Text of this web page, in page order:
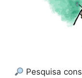
Pesquisa